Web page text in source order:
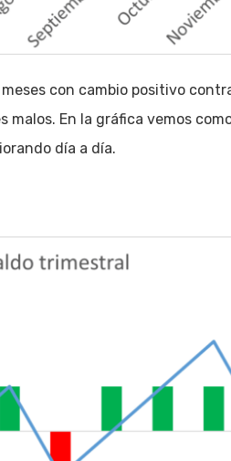
con cambio positivo
malos. En la gráfica vemos
día a día.